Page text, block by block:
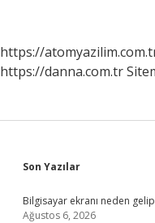
https://
https://danna.com.tr
Sidebar
Son Yazılar
Bilgisayar ekranı neden
Ağustos 6, 2026